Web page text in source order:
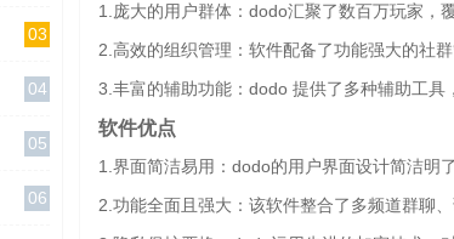
03
04
05
06
1.庞大的用户群体：dodo汇聚了数百万玩家，
2.高效的组织管理：软件配备了功能强大的社
3.丰富的辅助功能：dodo 提供了多种辅助工具
软件优点
1.界面简洁易用：dodo的用户界面设计简洁明
2.功能全面且强大：该软件整合了多频道群聊